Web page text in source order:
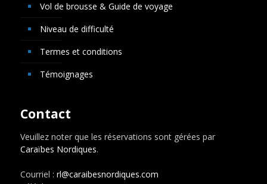
Vol de brousse & Guide de voyage
Niveau de difficulté
Termes et conditions
Témoignages
Contact
Veuillez noter que les réservations sont gérées par
Caraïbes Nordiques.
Courriel : rl@caraibesnordiques.com